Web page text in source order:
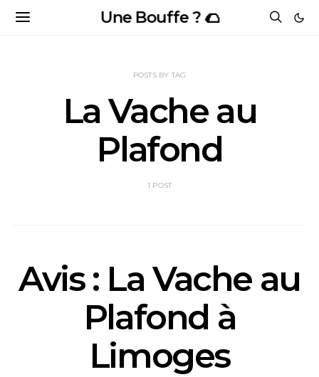
Une Bouffe ? 🌮
POSTS BY TAG
La Vache au
Plafond
1 POST
Avis : La Vache au
Plafond à
Limoges